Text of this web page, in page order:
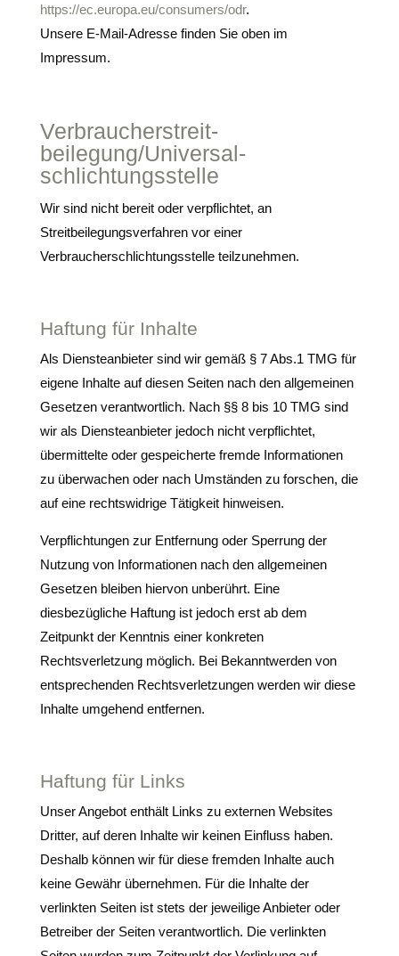
https://ec.europa.eu/consumers/odr.
Unsere E-Mail-Adresse finden Sie oben im
Impressum.
Verbraucher­streit­
beilegung/Universal­
schlichtungs­stelle
Wir sind nicht bereit oder verpflichtet, an
Streitbeilegungsverfahren vor einer
Verbraucherschlichtungsstelle teilzunehmen.
Haftung für Inhalte
Als Diensteanbieter sind wir gemäß § 7 Abs.1 TMG für
eigene Inhalte auf diesen Seiten nach den allgemeinen
Gesetzen verantwortlich. Nach §§ 8 bis 10 TMG sind
wir als Diensteanbieter jedoch nicht verpflichtet,
übermittelte oder gespeicherte fremde Informationen
zu überwachen oder nach Umständen zu forschen, die
auf eine rechtswidrige Tätigkeit hinweisen.
Verpflichtungen zur Entfernung oder Sperrung der
Nutzung von Informationen nach den allgemeinen
Gesetzen bleiben hiervon unberührt. Eine
diesbezügliche Haftung ist jedoch erst ab dem
Zeitpunkt der Kenntnis einer konkreten
Rechtsverletzung möglich. Bei Bekanntwerden von
entsprechenden Rechtsverletzungen werden wir diese
Inhalte umgehend entfernen.
Haftung für Links
Unser Angebot enthält Links zu externen Websites
Dritter, auf deren Inhalte wir keinen Einfluss haben.
Deshalb können wir für diese fremden Inhalte auch
keine Gewähr übernehmen. Für die Inhalte der
verlinkten Seiten ist stets der jeweilige Anbieter oder
Betreiber der Seiten verantwortlich. Die verlinkten